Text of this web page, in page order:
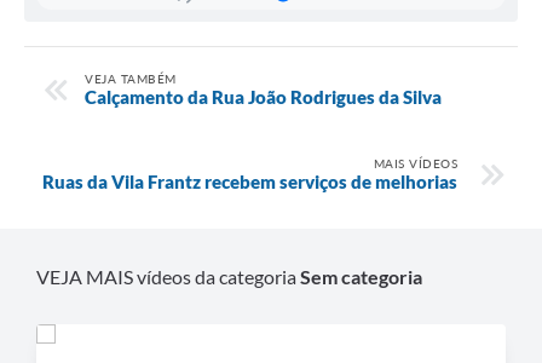
VEJA TAMBÉM
Calçamento da Rua João Rodrigues da Silva
MAIS VÍDEOS
Ruas da Vila Frantz recebem serviços de melhorias
VEJA MAIS vídeos da categoriaSem categoria